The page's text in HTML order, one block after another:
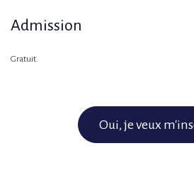
Admission
Gratuit.
Oui, je veux